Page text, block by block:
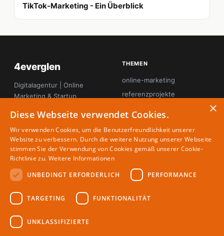
TikTok-Marketing - Ein Überblick
4everglen
Digitalagentur | Online
Marketing & Startup
THEMEN
online-marketing
referenzprojekte
tool-tipps
webdesign
MAGAZIN
Partner
Autoren
RECHTLICHES
Impressum
×
Diese Webseite verwendet Cookies.
Wir verwenden Cookies, um die Benutzerfreundlichkeit unserer
Website zu verbessern. Durch die weitere Nutzung unserer Webseite
stimmen Sie der Verwendung von Cookies gemäß unserer Cookie-
Richtlinie zu. Weitere Informationen
UNBEDINGT ERFORDERLICH
PERFORMANCE
TARGETING FUNKTIONALITÄT
UNKLASSIFIZIERTE